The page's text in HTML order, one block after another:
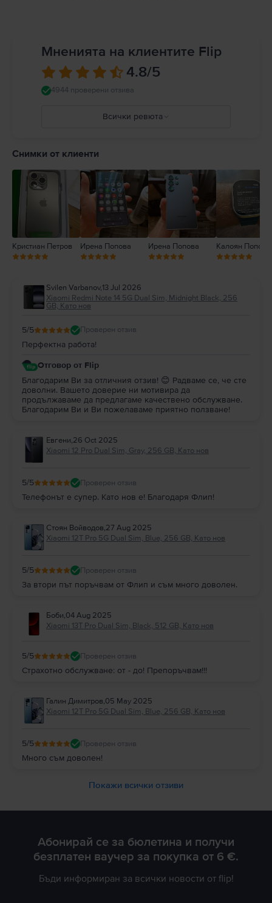
Мненията на клиентите Flip
4.8/5
4944 проверени отзива
Всички ревюта
Снимки от клиенти
Кристиан Петров Ирена Попова Ирена Попова Калоян Попов
Svilen Varbanov,13 Jul 2026
Xiaomi Redmi Note 14 5G Dual Sim, Midnight Black, 256
GB, Като нов
5/5 Проверен отзив
Перфектна работа!
Отговор от Flip
Благодарим Ви за отличния отзив! 😊 Радваме се, че сте
доволни. Вашето доверие ни мотивира да
продължаваме да предлагаме качествено обслужване.
Благодарим Ви и Ви пожелаваме приятно ползване!
Евгени,26 Oct 2025
Xiaomi 12 Pro Dual Sim, Gray, 256 GB, Като нов
5/5 Проверен отзив
Телефонът е супер. Като нов е! Благодаря Флип!
Стоян Войводов,27 Aug 2025
Xiaomi 12T Pro 5G Dual Sim, Blue, 256 GB, Като нов
5/5 Проверен отзив
За втори път поръчвам от Флип и съм много доволен.
Боби,04 Aug 2025
Xiaomi 13T Pro Dual Sim, Black, 512 GB, Като нов
5/5 Проверен отзив
Страхотно обслужване: от - до! Препоръчвам!!!
Галин Димитров,05 May 2025
Xiaomi 12T Pro 5G Dual Sim, Blue, 256 GB, Като нов
5/5 Проверен отзив
Много съм доволен!
Покажи всички отзиви
Абонирай се за бюлетина и получи
безплатен ваучер за покупка от 6 €.
Бъди информиран за всички новости от flip!